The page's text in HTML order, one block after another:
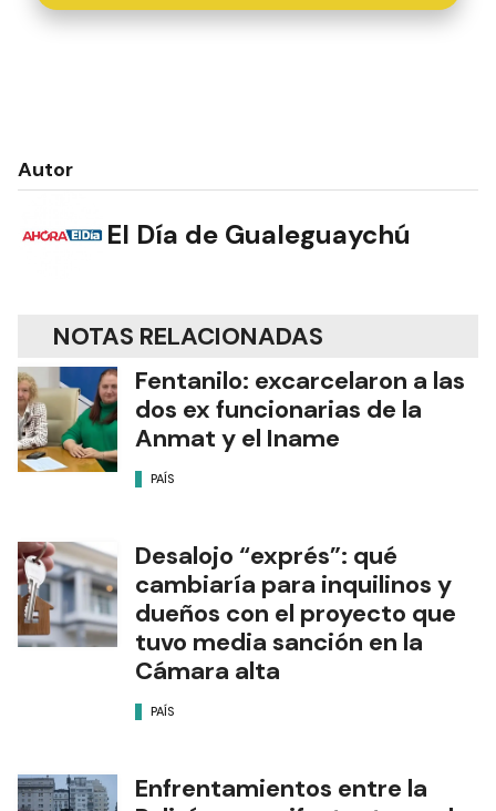
Autor
El Día de Gualeguaychú
NOTAS RELACIONADAS
Fentanilo: excarcelaron a las
dos ex funcionarias de la
Anmat y el Iname
PAÍS
Desalojo “exprés”: qué
cambiaría para inquilinos y
dueños con el proyecto que
tuvo media sanción en la
Cámara alta
PAÍS
Enfrentamientos entre la